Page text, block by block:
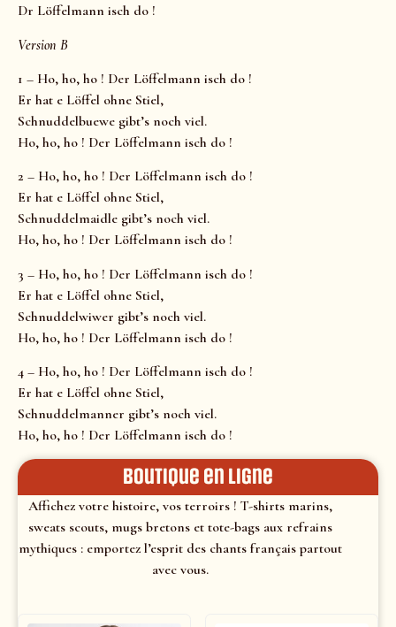
Dr Löffelmann isch do !
Version B
1 – Ho, ho, ho ! Der Löffelmann isch do !
Er hat e Löffel ohne Stiel,
Schnuddelbuewe gibt’s noch viel.
Ho, ho, ho ! Der Löffelmann isch do !
2 – Ho, ho, ho ! Der Löffelmann isch do !
Er hat e Löffel ohne Stiel,
Schnuddelmaidle gibt’s noch viel.
Ho, ho, ho ! Der Löffelmann isch do !
3 – Ho, ho, ho ! Der Löffelmann isch do !
Er hat e Löffel ohne Stiel,
Schnuddelwiwer gibt’s noch viel.
Ho, ho, ho ! Der Löffelmann isch do !
4 – Ho, ho, ho ! Der Löffelmann isch do !
Er hat e Löffel ohne Stiel,
Schnuddelmanner gibt’s noch viel.
Ho, ho, ho ! Der Löffelmann isch do !
Boutique en ligne
Affichez votre histoire, vos terroirs ! T-shirts marins,
sweats scouts, mugs bretons et tote-bags aux refrains
mythiques : emportez l’esprit des chants français partout
avec vous.